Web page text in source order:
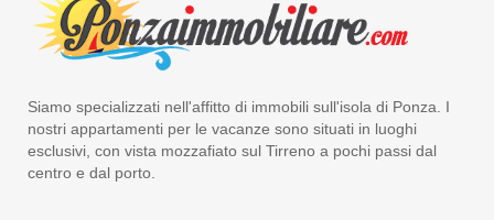
Siamo specializzati nell'affitto di immobili sull'isola di Ponza. I
nostri appartamenti per le vacanze sono situati in luoghi
esclusivi, con vista mozzafiato sul Tirreno a pochi passi dal
centro e dal porto.